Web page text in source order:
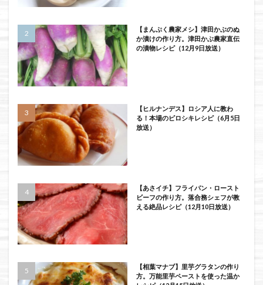
【まんぷく農家メシ】津田かぶのぬ
か漬けの作り方。津田かぶ農家直伝
の漬物レシピ（12月9日放送）
【ヒルナンデス】ロシア人に教わ
る！本場のピロシキレシピ（6月5日
放送）
【あさイチ】フライパン・ロースト
ビーフの作り方。落合務シェフが教
える絶品レシピ（12月10日放送）
【相葉マナブ】里芋グラタンの作り
方。万能里芋ペーストを使った温か